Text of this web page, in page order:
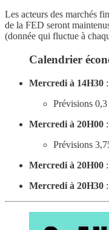
Les acteurs des marchés
de la FED seront
(donnée qui fluctue à
Calendrier
Mercredi à 14H30
Prévisions
Mercredi à 20H00
Prévisions
Mercredi à 20H00
Mercredi à 20H30